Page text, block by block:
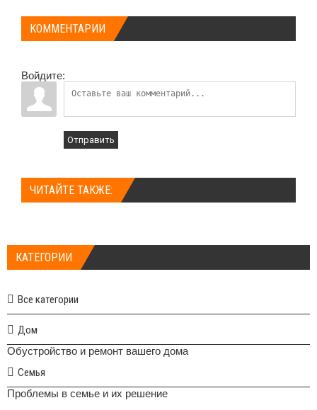
КОММЕНТАРИИ
Войдите:
Отправить
ЧИТАЙТЕ ТАКЖЕ:
КАТЕГОРИИ
Все категории
Дом
Обустройство и ремонт вашего дома
Семья
Проблемы в семье и их решение